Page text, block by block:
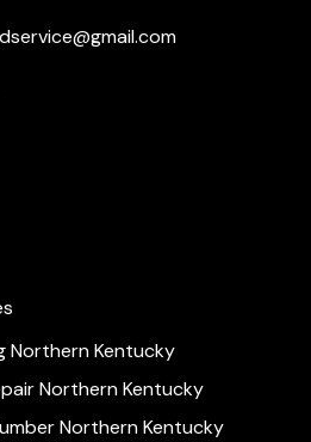
Northern Kentucky
Northern Kentucky
Northern Kentucky